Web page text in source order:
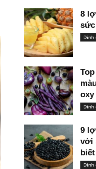
8
sức
Dinh
oxy
Dinh
9
với
biết
Dinh